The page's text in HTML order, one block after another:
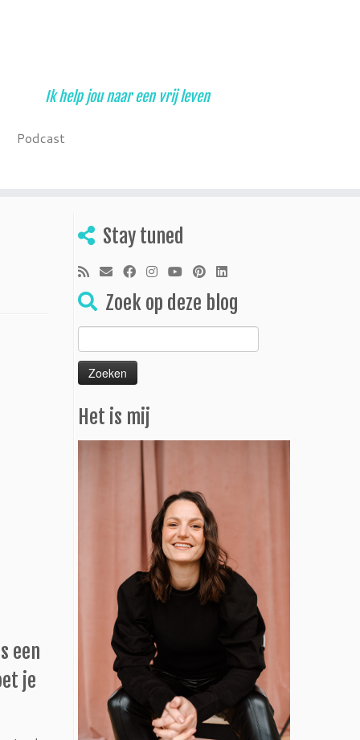
Ik help jou naar een vrij leven
Podcast
een
je
Stay tuned
Zoek op deze blog
Zoeken
naar:
Het is mij